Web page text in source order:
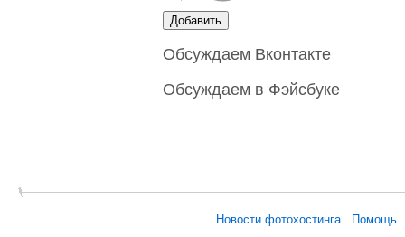
Обсуждаем Вконтакте
Обсуждаем в Фэйсбуке
Новости фотохостинга Помощь